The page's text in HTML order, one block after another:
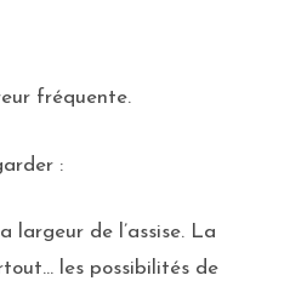
fréquente.
:
largeur de l’assise. La
les possibilités de